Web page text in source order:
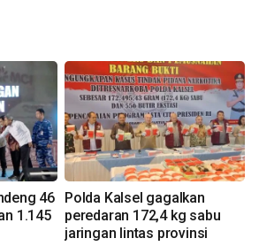
46
1.145
Polda Kalsel gagalkan
peredaran 172,4 kg sabu
jaringan lintas provinsi